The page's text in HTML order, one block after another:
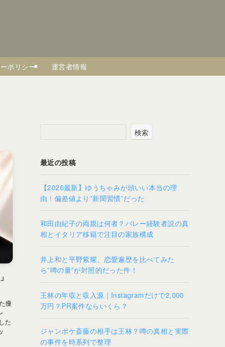
ポリシー 運営者情報
痩
た
検索
最近の投稿
【2026最新】ゆうちゃみが頭いい本当の理
由！偏差値より”新聞習慣”だった
和田由紀子の両親は何者？バレー経験者説の真
相とイタリア移籍で注目の家族構成
井上和と平野紫耀、恋愛遍歴を比べてみた
ら”噂の量”が対照的だった件！
王林の年収と収入源｜Instagramだけで2,000
万円？PR案件ならいくら？
ジャンポケ斎藤の相手は王林？噂の真相と実際
の事件を時系列で整理